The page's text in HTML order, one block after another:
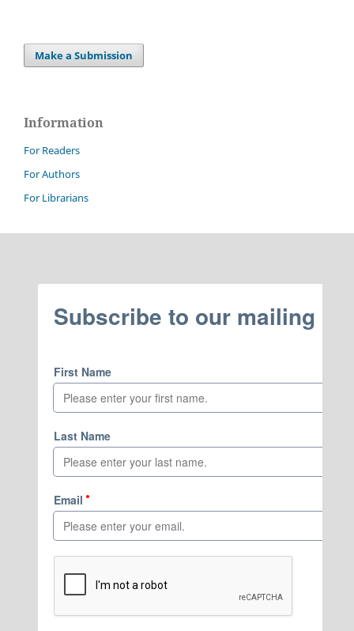
Make a Submission
Information
For Readers
For Authors
For Librarians